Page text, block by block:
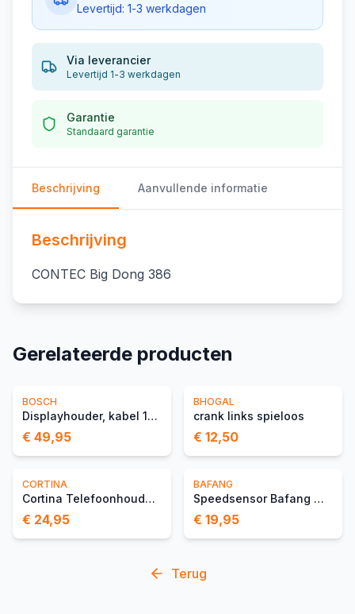
Levertijd: 1-3 werkdagen
Via leverancier
Levertijd 1-3 werkdagen
Garantie
Standaard garantie
Beschrijving Aanvullende informatie
Beschrijving
CONTEC Big Dong 386
Gerelateerde producten
BOSCH
Displayhouder, kabel 1300 mm
€ 49,95
BHOGAL
crank links spieloos
€ 12,50
CORTINA
Cortina Telefoonhouder Wi
€ 24,95
BAFANG
Speedsensor Bafang Magnee
€ 19,95
Terug